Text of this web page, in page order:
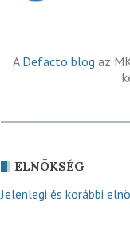
A Defacto blog az
ELNÖKSÉG
Jelenlegi és korábbi